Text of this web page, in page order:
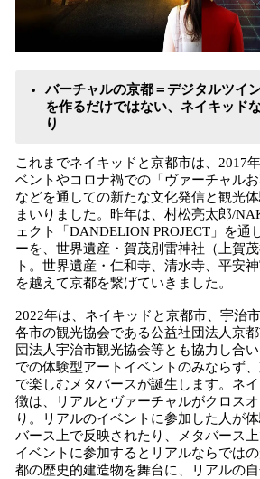
バーチャルの京都＝デジタルツイ
を作るだけではない、ネイキッド
り
これまでネイキッドと京都市は、2017
ベントやコロナ禍での「ヴァーチャル
などを通しての新たな文化発信と観光
まいりました。昨年は、村松亮太郎/
ェクト「DANDELION PROJECT」を通
ーを、世界遺産・賀茂別雷神社（上賀
ト。世界遺産・仁和寺、清水寺、平安
を越えて京都を繋げていきました。
2022年は、ネイキッドと京都市、宇治
各市の観光協会である公益社団法人京
団法人宇治市観光協会等とも協力し合
での体験型アートイベントのみならず
で楽しむメタバースが誕生します。ネ
徴は、リアルとヴァーチャルがクロス
り。リアルのイベントに参加した人が
バース上で反映されたり、メタバース
イベントに参加するとリアルならでは
都の歴史的建造物を舞台に、リアルの